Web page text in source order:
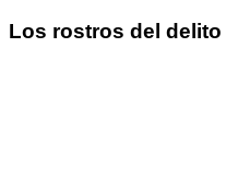
Los rostros del delito